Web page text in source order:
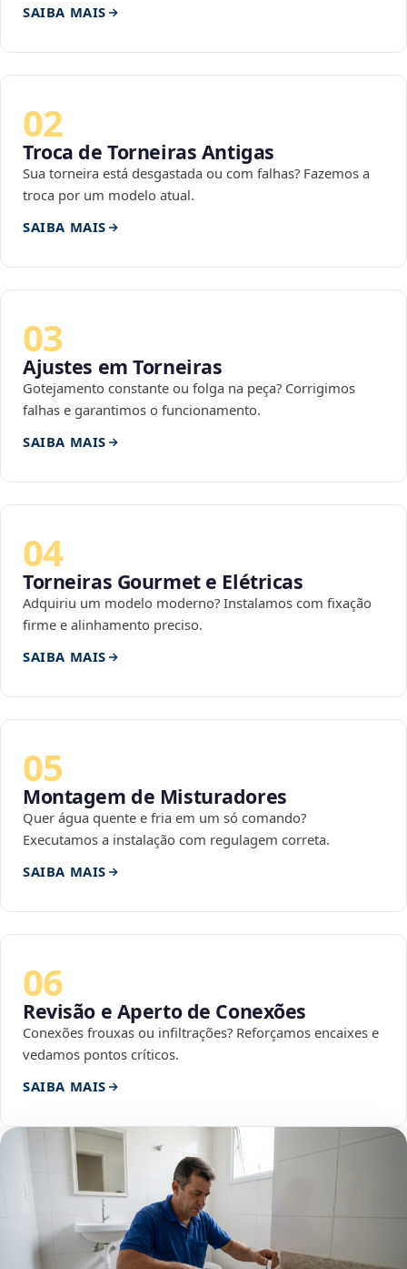
SAIBA MAIS
02
Troca de Torneiras Antigas
Sua torneira está desgastada ou com falhas? Fazemos a
troca por um modelo atual.
SAIBA MAIS
03
Ajustes em Torneiras
Gotejamento constante ou folga na peça? Corrigimos
falhas e garantimos o funcionamento.
SAIBA MAIS
04
Torneiras Gourmet e Elétricas
Adquiriu um modelo moderno? Instalamos com fixação
firme e alinhamento preciso.
SAIBA MAIS
05
Montagem de Misturadores
Quer água quente e fria em um só comando?
Executamos a instalação com regulagem correta.
SAIBA MAIS
06
Revisão e Aperto de Conexões
Conexões frouxas ou infiltrações? Reforçamos encaixes e
vedamos pontos críticos.
SAIBA MAIS